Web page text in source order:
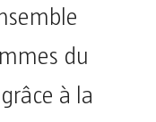
du
à la